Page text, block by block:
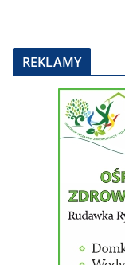
REKLAMY